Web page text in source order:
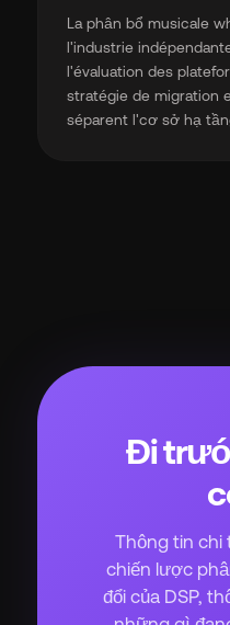
La phân bổ musicale
l'industrie
l'évaluation des
stratégie de migration
séparent l'cơ sở hạ
Đi
Thông tin chi
chiến lược
đổi của DSP,